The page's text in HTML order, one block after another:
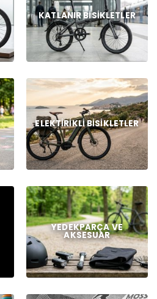
KATLANIR BISIKLETLER
ELEKTIRIKLI BISIKLETLER
YEDEKPARÇA VE
AKSESUAR